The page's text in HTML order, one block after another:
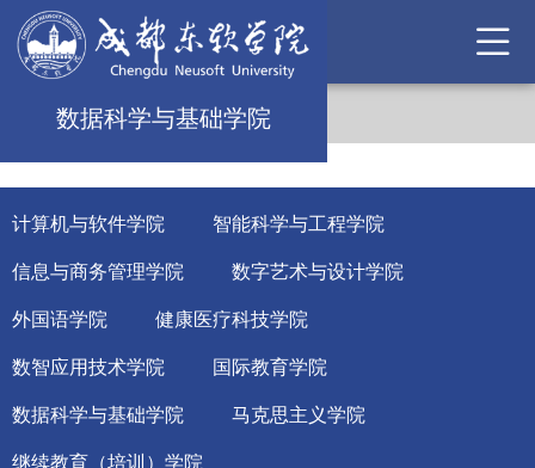
数据科学与基础学院
计算机与软件学院 智能科学与工程学院
信息与商务管理学院 数字艺术与设计学院
外国语学院 健康医疗科技学院
数智应用技术学院 国际教育学院
数据科学与基础学院 马克思主义学院
继续教育（培训）学院